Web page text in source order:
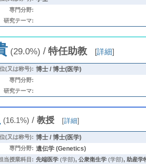
専門分野:
研究テーマ:
(29.0%) /特任助教 [詳細]
(又は称号): 博士 / 博士(医学)
専門分野:
研究テーマ:
(16.1%) / 教授 [詳細]
(又は称号): 博士 / 博士(医学)
専門分野: 遺伝学 (Genetics)
当授業科目: 先端医学(学部), 公衆衛生学(学部), 助産学